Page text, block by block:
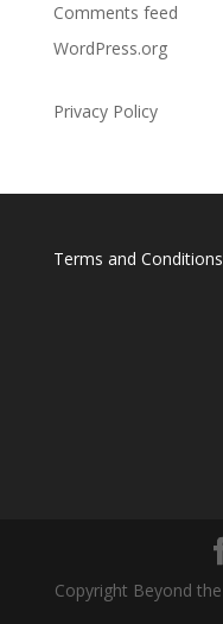
Comments feed
WordPress.org
Privacy Policy
Terms and Conditions
Copyright Beyond